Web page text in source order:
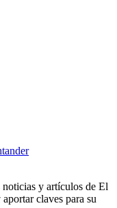
noticias y artículos de El
claves para su